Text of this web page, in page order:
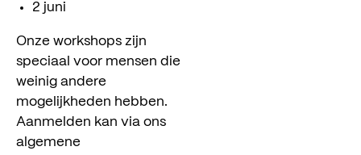
2 juni
Onze workshops zijn
speciaal voor mensen die
weinig andere
mogelijkheden hebben.
Aanmelden kan via ons
algemene